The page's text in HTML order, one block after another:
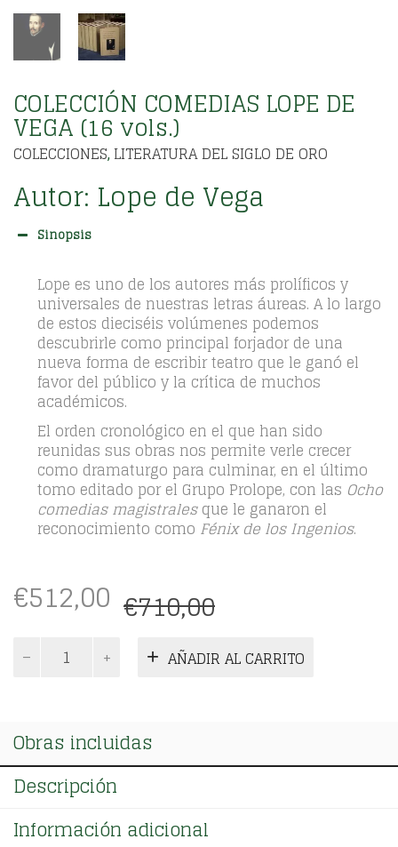
COLECCIÓN COMEDIAS LOPE DE
VEGA (16 vols.)
COLECCIONES, LITERATURA DEL SIGLO DE ORO
Autor: Lope de Vega
Sinopsis
Lope es uno de los autores más prolíficos y
universales de nuestras letras áureas. A lo largo
de estos dieciséis volúmenes podemos
descubrirle como principal forjador de una
nueva forma de escribir teatro que le ganó el
favor del público y la crítica de muchos
académicos.
El orden cronológico en el que han sido
reunidas sus obras nos permite verle crecer
como dramaturgo para culminar, en el último
tomo editado por el Grupo Prolope, con las Ocho
comedias magistralesque le ganaron el
reconocimiento como Fénix de los Ingenios.
€710,00El
precio
original
era:
€512,00 El
precio
actual
es:
COLECCIÓN
COMEDIAS
(16
vols.)
cantidad
AÑADIR AL CARRITO
Obras incluidas
Descripción
Información adicional